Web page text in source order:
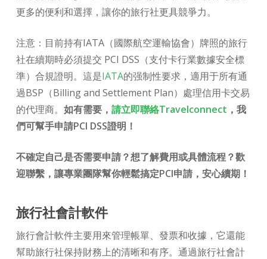
更多的便利和選擇，讓你的旅行社更具競爭力。
注意：目前持有IATA（國際航空運輸協會）牌照的旅行
社在續期時必須提交 PCI DSS（支付卡行業數據安全標
準）合規證明。​這是IATA的强制性要求，適用于所有通
過BSP（Billing and Settlement Plan）處理信用卡交易
的代理商。 如有需要， 請立即聯絡Travelconnect ，我
們可幫手申請PCI DSS證明！
不確定自己是否需要申請？想了解費用或具體流程？歡
迎聯繫，讓專業團隊幫你輕鬆搞定PCI申請，安心續期！
旅行社會計軟件
旅行會計軟件主要用來管理帳單、發票和收據，它還能
幫助旅行社保持財務上的清晰和有序。通過旅行社會計